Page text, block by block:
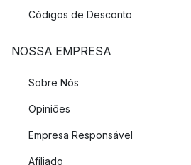
Códigos de Desconto
NOSSA EMPRESA
Sobre Nós
Opiniões
Empresa Responsável
Afiliado